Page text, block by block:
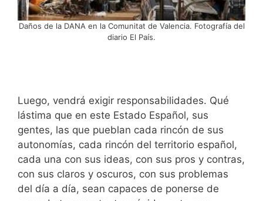
Daños de la DANA en la Comunitat de Valencia. Fotografía del
diario El País.
Luego, vendrá exigir responsabilidades. Qué
lástima que en este Estado Español, sus
gentes, las que pueblan cada rincón de sus
autonomías, cada rincón del territorio español,
cada una con sus ideas, con sus pros y contras,
con sus claros y oscuros, con sus problemas
del día a día, sean capaces de ponerse de